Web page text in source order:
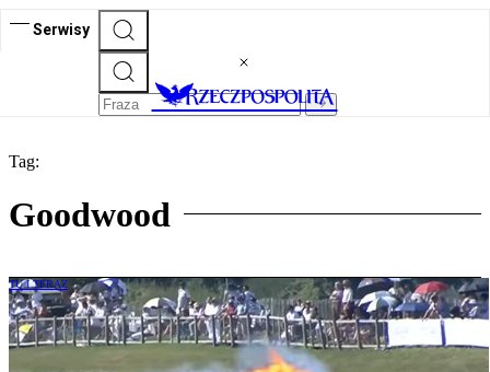
Serwisy
Tag:
Goodwood
TU I TERAZ
Ferrari 250 GTO za ponad 200 mln zł
podczas wyścigu zmieniło się w kulę ognia